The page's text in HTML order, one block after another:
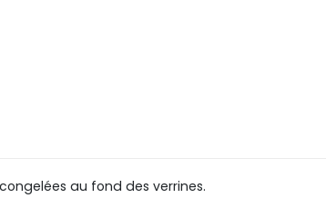
au fond des verrines.